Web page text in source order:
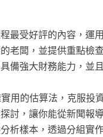
最受好評的內容，運
老闆，並提供重點檢
備強大財務能力，並
用的估算法，克服投
討，讓你能從新聞報
析樣本，透過分組實